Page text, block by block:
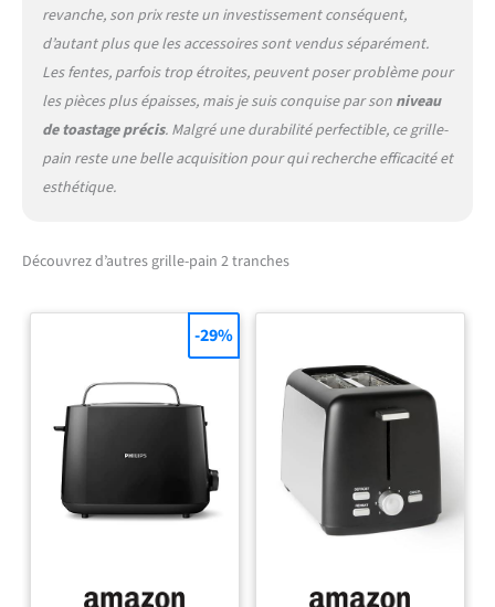
revanche, son prix reste un investissement conséquent,
d’autant plus que les accessoires sont vendus séparément.
Les fentes, parfois trop étroites, peuvent poser problème pour
les pièces plus épaisses, mais je suis conquise par son niveau
de toastage précis. Malgré une durabilité perfectible, ce grille-
pain reste une belle acquisition pour qui recherche efficacité et
esthétique.
Découvrez d’autres grille-pain 2 tranches
-29%